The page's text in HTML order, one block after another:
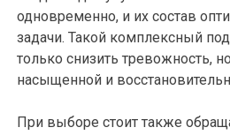
одновременно, и их состав
задачи. Такой комплексный
только снизить тревожность,
насыщенной и
При выборе стоит также